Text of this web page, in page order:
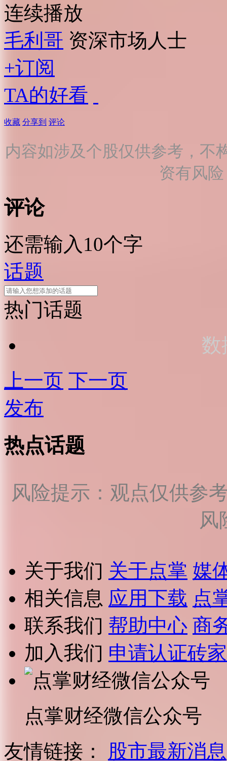
连续播放
毛利哥 资深市场人士
+订阅
TA的好看
收藏 分享到 评论
内容如涉及个股仅供参考，不
资有风
评论
还需输入10个字
话题
热门话题
数
上一页 下一页
发布
热点话题
风险提示：观点仅供参
风
关于我们 关于点掌 媒
相关信息 应用下载 点
联系我们 帮助中心 商
加入我们 申请认证砖家
点掌财经微信公众号
友情链接：
股市最新消息